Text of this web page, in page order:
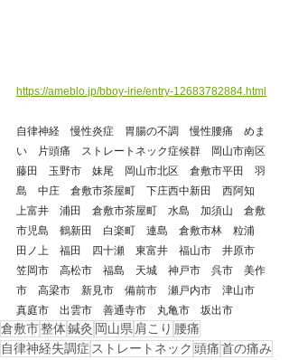
https://ameblo.jp/bboy-irie/entry-12683782884.html
自律神経　慢性炎症　胃腸の不調　慢性腰痛　めま
い　片頭痛　ストレートネック症候群　岡山市南区
藤田　玉野市　妹尾　岡山市北区　倉敷市平田　羽
島　中庄　倉敷市茶屋町　下庄西中新田　西阿知
上富井　浦田　倉敷市茶屋町　水島　加須山　倉敷
市児島　鶴新田　白楽町　連島　倉敷市林　粒浦
田ノ上　福田　四十瀬　東富井　福山市　井原市
笠岡市　高松市　福島　天城　神戸市　呉市　美作
市　高梁市　新見市　備前市　瀬戸内市　津山市
真庭市　出雲市　善通寺市　丸亀市　坂出市
倉敷市整体鍼灸 岡山県肩こり 腰痛
自律神経失調症 ストレートネック 頭痛首の痛み